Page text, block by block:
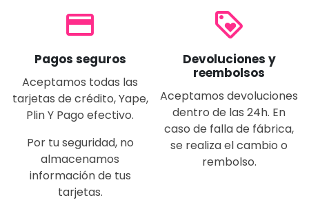
payment
Pagos seguros
Aceptamos todas las
tarjetas de crédito, Yape,
Plin Y Pago efectivo.
Por tu seguridad, no
almacenamos
información de tus
tarjetas.
loyalty
Devoluciones y
reembolsos
Aceptamos devoluciones
dentro de las 24h. En
caso de falla de fábrica,
se realiza el cambio o
rembolso.